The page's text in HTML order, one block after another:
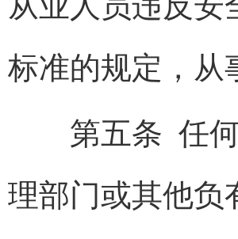
标准的规定，
第五条 任何
理部门或其他负